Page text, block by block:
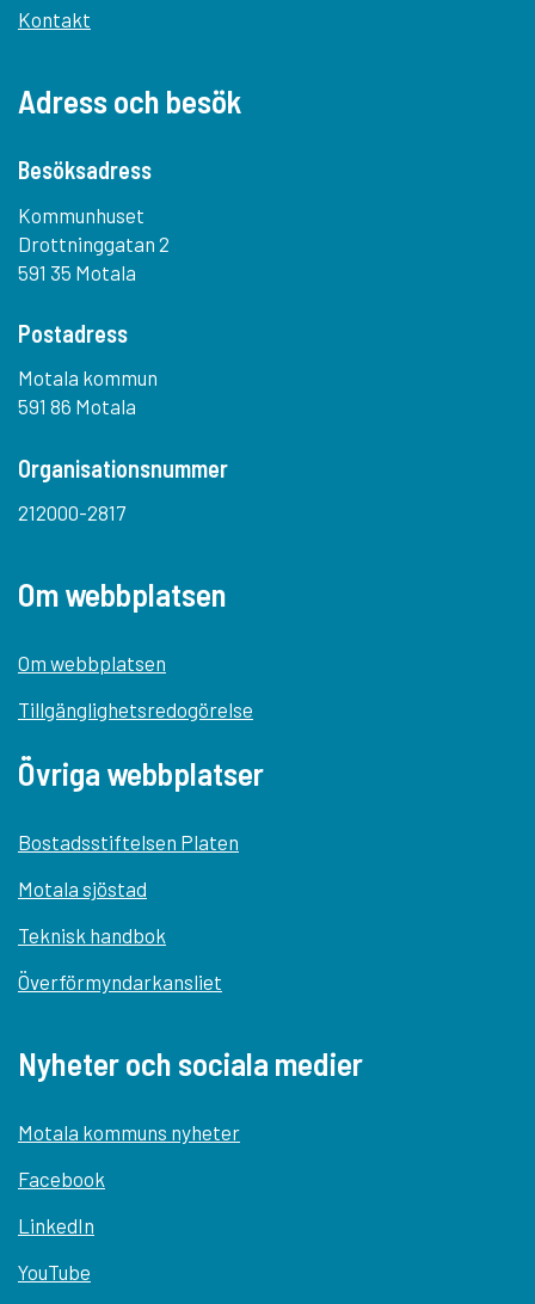
Kontakt
Adress och besök
Besöksadress
Kommunhuset
Drottninggatan 2
591 35 Motala
Postadress
Motala kommun
591 86 Motala
Organisationsnummer
212000-2817
Om webbplatsen
Om webbplatsen
Tillgänglighetsredogörelse
Övriga webbplatser
Bostadsstiftelsen Platen
Motala sjöstad
Teknisk handbok
Överförmyndarkansliet
Nyheter och sociala medier
Motala kommuns nyheter
Facebook
LinkedIn
YouTube